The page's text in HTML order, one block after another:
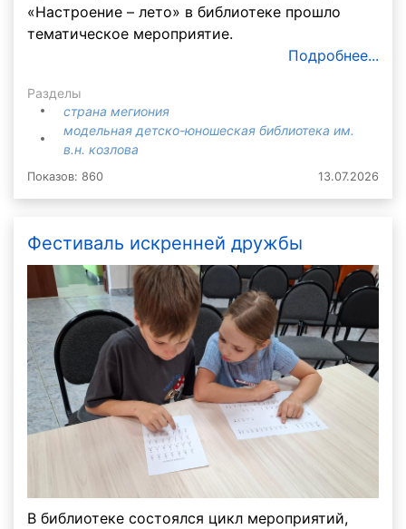
«Настроение – лето» в библиотеке прошло
тематическое мероприятие.
Подробнее...
Разделы
страна мегиония
модельная детско-юношеская библиотека им.
в.н. козлова
Показов: 860 13.07.2026
Фестиваль искренней дружбы
В библиотеке состоялся цикл мероприятий,